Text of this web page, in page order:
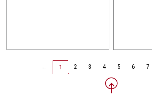
← 1 2 3 4 5 6 7